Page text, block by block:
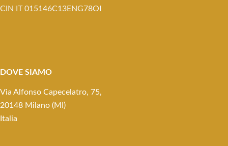
CIN IT 015146C13ENG78OI
DOVE SIAMO
Via Alfonso Capecelatro, 75,
20148 Milano (MI)
Italia